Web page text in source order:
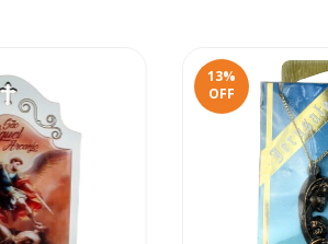
13%
OFF